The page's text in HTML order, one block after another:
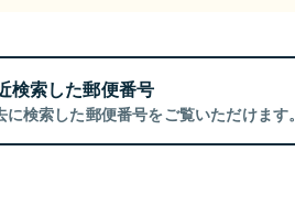
検索した郵便番号
に検索した郵便番号をご覧いただけます。